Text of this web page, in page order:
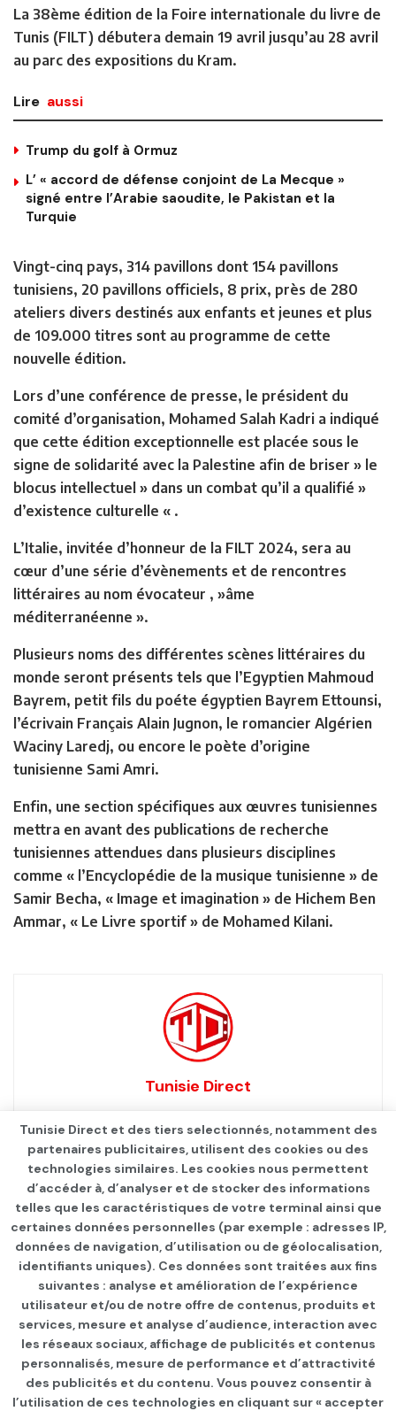
La 38ème édition de la Foire internationale du livre de
Tunis (FILT) débutera demain 19 avril jusqu’au 28 avril
au parc des expositions du Kram.
Lire aussi
Trump du golf à Ormuz
L’ « accord de défense conjoint de La Mecque »
signé entre l’Arabie saoudite, le Pakistan et la
Turquie
Vingt-cinq pays, 314 pavillons dont 154 pavillons
tunisiens, 20 pavillons officiels, 8 prix, près de 280
ateliers divers destinés aux enfants et jeunes et plus
de 109.000 titres sont au programme de cette
nouvelle édition.
Lors d’une conférence de presse, le président du
comité d’organisation, Mohamed Salah Kadri a indiqué
que cette édition exceptionnelle est placée sous le
signe de solidarité avec la Palestine afin de briser » le
blocus intellectuel » dans un combat qu’il a qualifié »
d’existence culturelle « .
L’Italie, invitée d’honneur de la FILT 2024, sera au
cœur d’une série d’évènements et de rencontres
littéraires au nom évocateur , »âme
méditerranéenne ».
Plusieurs noms des différentes scènes littéraires du
monde seront présents tels que l’Egyptien Mahmoud
Bayrem, petit fils du poéte égyptien Bayrem Ettounsi,
l’écrivain Français Alain Jugnon, le romancier Algérien
Waciny Laredj, ou encore le poète d’origine
tunisienne Sami Amri.
Enfin, une section spécifiques aux œuvres tunisiennes
mettra en avant des publications de recherche
tunisiennes attendues dans plusieurs disciplines
comme « l’Encyclopédie de la musique tunisienne » de
Samir Becha, « Image et imagination » de Hichem Ben
Ammar, « Le Livre sportif » de Mohamed Kilani.
Tunisie Direct
Qui sommes-nous ? Advertise Contact S’identifier
© 2021TUNISIE DIRECT.
Tunisie Direct et des tiers selectionnés, notamment des
partenaires publicitaires, utilisent des cookies ou des
technologies similaires. Les cookies nous permettent
d’accéder à, d’analyser et de stocker des informations
telles que les caractéristiques de votre terminal ainsi que
certaines données personnelles (par exemple : adresses IP,
données de navigation, d’utilisation ou de géolocalisation,
identifiants uniques). Ces données sont traitées aux fins
suivantes : analyse et amélioration de l’expérience
utilisateur et/ou de notre offre de contenus, produits et
services, mesure et analyse d’audience, interaction avec
les réseaux sociaux, affichage de publicités et contenus
personnalisés, mesure de performance et d’attractivité
des publicités et du contenu. Vous pouvez consentir à
l’utilisation de ces technologies en cliquant sur « accepter